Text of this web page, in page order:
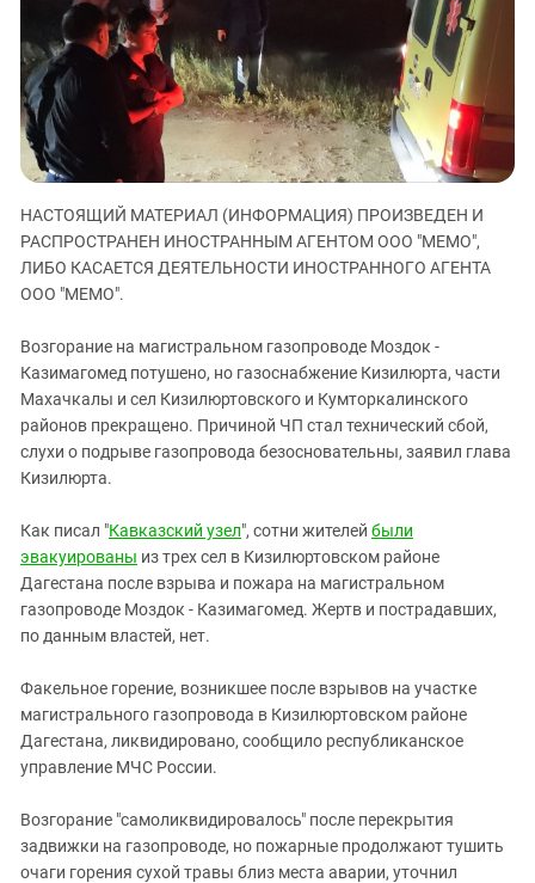
КАВКАЗ ЗА ПАЛЕСТИНУ
ИНАКОМЫСЛИЕ В ЧЕЧНЕ
ПРЕСЛЕДОВАНИЕ АКТИВИСТОВ
МОБИЛИЗАЦИЯ И ПРОТЕСТЫ
Дагестан
Ингушетия
Кабардино-Балкария
Калмыкия
Карачаево-Черкесия
Краснодарский край
Нагорный Карабах
Российская Федерация
Северная Осетия - Алания
Ставропольский край
Чечня
Южный Кавказ
ЮФО
НАСТОЯЩИЙ МАТЕРИАЛ (ИНФОРМАЦИЯ) ПРОИЗВЕДЕН И
РАСПРОСТРАНЕН ИНОСТРАННЫМ АГЕНТОМ ООО "МЕМО",
ЛИБО КАСАЕТСЯ ДЕЯТЕЛЬНОСТИ ИНОСТРАННОГО АГЕНТА
ООО "МЕМО".
Возгорание на магистральном газопроводе Моздок -
Казимагомед потушено, но газоснабжение Кизилюрта, части
Махачкалы и сел Кизилюртовского и Кумторкалинского
районов прекращено. Причиной ЧП стал технический сбой,
слухи о подрыве газопровода безосновательны, заявил глава
Кизилюрта.
Как писал "Кавказский узел", сотни жителей были
эвакуированы из трех сел в Кизилюртовском районе
Дагестана после взрыва и пожара на магистральном
газопроводе Моздок - Казимагомед. Жертв и пострадавших,
по данным властей, нет.
Факельное горение, возникшее после взрывов на участке
магистрального газопровода в Кизилюртовском районе
Дагестана, ликвидировано, сообщило республиканское
управление МЧС России.
Возгорание "самоликвидировалось" после перекрытия
задвижки на газопроводе, но пожарные продолжают тушить
очаги горения сухой травы близ места аварии, уточнил